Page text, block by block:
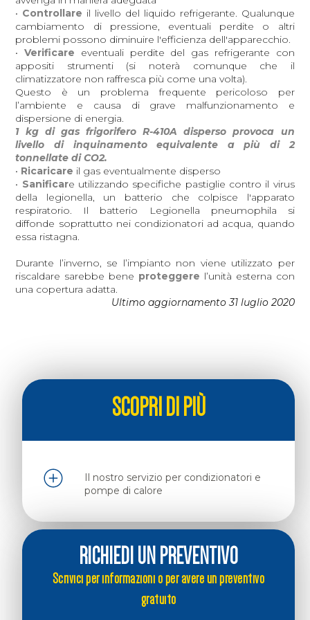
• Controllare il livello del liquido refrigerante. Qualunque
cambiamento di pressione, eventuali perdite o altri
problemi possono diminuire l'efficienza dell'apparecchio.
•Verificare eventuali perdite del gas refrigerante con
appositi strumenti (si noterà comunque che il
climatizzatore non raffresca più come una volta).
Questo è un problema frequente pericoloso per
l’ambiente e causa di grave malfunzionamento e
dispersione di energia.
1 kg di gas frigorifero R-410A disperso provoca un
livello di inquinamento equivalente a più di 2
tonnellate di CO2.
• Ricaricare il gas eventualmente disperso
• Sanificare utilizzando specifiche pastiglie contro il virus
della legionella, un batterio che colpisce l'apparato
respiratorio. Il batterio Legionella pneumophila si
diffonde soprattutto nei condizionatori ad acqua, quando
essa ristagna.
Durante l’inverno, se l’impianto non viene utilizzato per
riscaldare sarebbe bene proteggere l’unità esterna con
una copertura adatta.
Ultimo aggiornamento 31 luglio 2020
SCOPRI DI PIÙ
Il nostro servizio per condizionatori e
pompe di calore
RICHIEDI UN PREVENTIVO
Scrivici per informazioni o per avere un preventivo
gratuito